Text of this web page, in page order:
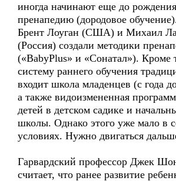
иногда начинают еще до
пренапедию (дородовое
Брент Лоуган (США) и Михаил
(Россия) создали методики
(«BabyPlus» и «Сонатал»). Кроме
систему раннего обучения
входит школа младенцев (с года
а также видоизмененная
детей в детском садике и
школы. Однако этого уже мало в
условиях. Нужно двигаться
Гарвардский профессор Джек
считает, что ранее развитие